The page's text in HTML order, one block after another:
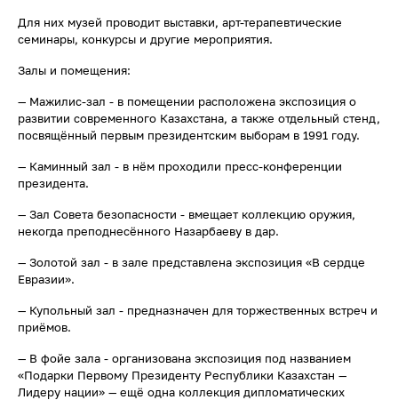
Для них музей проводит выставки, арт-терапевтические
семинары, конкурсы и другие мероприятия.
Залы и помещения:
— Мажилис-зал - в помещении расположена экспозиция о
развитии современного Казахстана, а также отдельный стенд,
посвящённый первым президентским выборам в 1991 году.
— Каминный зал - в нём проходили пресс-конференции
президента.
— Зал Совета безопасности - вмещает коллекцию оружия,
некогда преподнесённого Назарбаеву в дар.
— Золотой зал - в зале представлена экспозиция «В сердце
Евразии».
— Купольный зал - предназначен для торжественных встреч и
приёмов.
— В фойе зала - организована экспозиция под названием
«Подарки Первому Президенту Республики Казахстан —
Лидеру нации» — ещё одна коллекция дипломатических